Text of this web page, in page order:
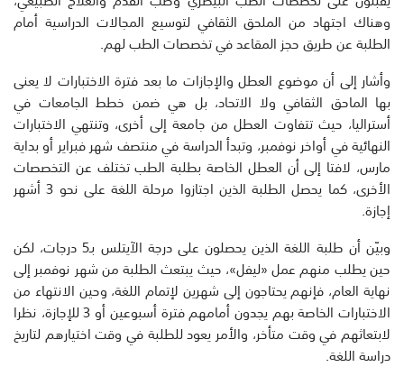
وهناك اجتهاد من الملحق الثقافي لتوسيع المجالات الدراسية أمام
الطلبة عن طريق حجز المقاعد في تخصصات الطب لهم.
وأشار إلى أن موضوع العطل والإجازات ما بعد فترة الاختبارات لا يعنى
بها الماحق الثقافي ولا الاتحاد، بل هي ضمن خطط الجامعات في
أستراليا، حيث تتفاوت العطل من جامعة إلى أخرى، وتنتهي الاختبارات
النهائية في أواخر نوفمبر، وتبدأ الدراسة في منتصف شهر فبراير أو بداية
مارس، لافتا إلى أن العطل الخاصة بطلبة الطب تختلف عن التخصصات
الأخرى، كما يحصل الطلبة الذين اجتازوا مرحلة اللغة على نحو 3 أشهر
إجازة.
وبيّن أن طلبة اللغة الذين يحصلون على درجة الآيتلس بـ5 درجات، لكن
حين يطلب منهم عمل «ليفل»، حيث يبتعث الطلبة من شهر نوفمبر إلى
نهاية العام، فإنهم يحتاجون إلى شهرين لإتمام اللغة، وحين الانتهاء من
الاختبارات الخاصة بهم يجدون أمامهم فترة أسبوعين أو 3 للإجازة، نظرا
لابتعاثهم في وقت متأخر، والأمر يعود للطلبة في وقت اختيارهم لتاريخ
دراسة اللغة.